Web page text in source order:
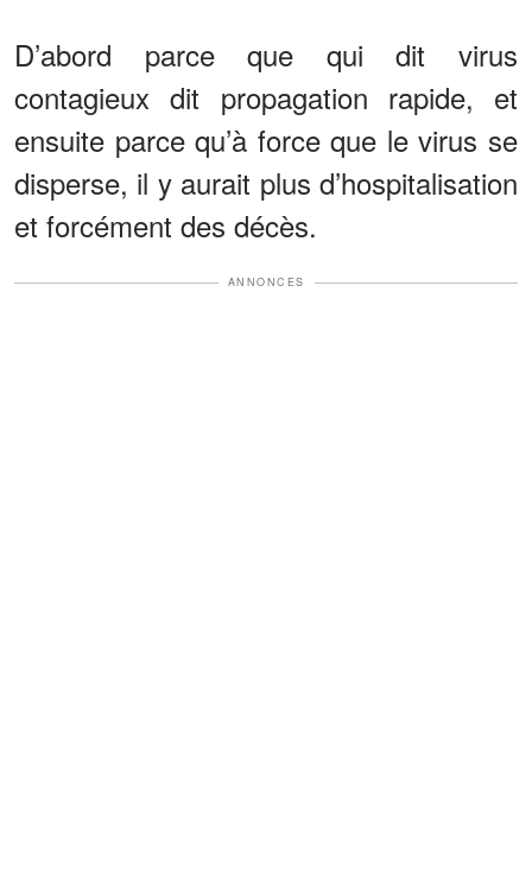
D’abord parce que qui dit virus
contagieux dit propagation rapide, et
ensuite parce qu’à force que le virus se
disperse, il y aurait plus d’hospitalisation
et forcément des décès.
ANNONCES